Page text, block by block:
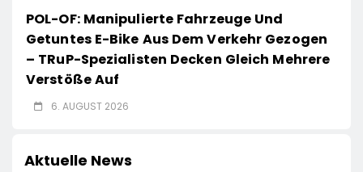
POL-OF: Manipulierte Fahrzeuge Und
Getuntes E-Bike Aus Dem Verkehr Gezogen
– TRuP-Spezialisten Decken Gleich Mehrere
Verstöße Auf
6. AUGUST 2026
Aktuelle News